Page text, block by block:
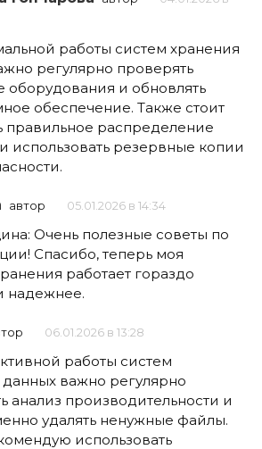
работы систем хранения
регулярно проверять
оборудования и обновлять
обеспечение. Также стоит
правильное распределение
использовать резервные копии
автор 05.01.2026 в 14:34
Очень полезные советы по
Спасибо, теперь моя
работает гораздо
надежнее.
06.01.2026 в 13:28
работы систем
важно регулярно
анализ производительности и
удалять ненужные файлы.
использовать